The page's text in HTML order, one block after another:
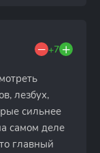
+7
лезбух,
сильнее
самом деле
главный